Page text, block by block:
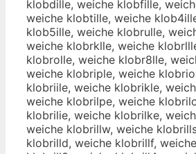
klobdille, weiche klobfille,
weiche klobtille, weiche
klob5ille, weiche klobrulle,
weiche klobrklle, weiche
klobrolle, weiche klobr8lle,
weiche klobriple, weiche
klobriile, weiche klobrikle,
weiche klobrilpe, weiche
klobrilie, weiche klobrilke,
weiche klobrillw, weiche
klobrilld, weiche klobrillf,